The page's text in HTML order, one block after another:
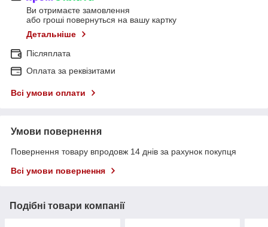
Ви отримаєте замовлення
або гроші повернуться на вашу картку
Детальніше
Післяплата
Оплата за реквізитами
Всі умови оплати
Умови повернення
Повернення товару впродовж 14 днів за рахунок покупця
Всі умови повернення
Подібні товари компанії